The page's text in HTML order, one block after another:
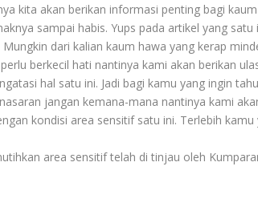
kita akan berikan informasi penting bagi
sampai habis. Yups pada artikel yang
Mungkin dari kalian kaum hawa yang kerap
berkecil hati nantinya kami akan berikan
hal satu ini. Jadi bagi kamu yang ingin
jangan kemana-mana nantinya kami
kondisi area sensitif satu ini. Terlebih
area sensitif telah di tinjau oleh